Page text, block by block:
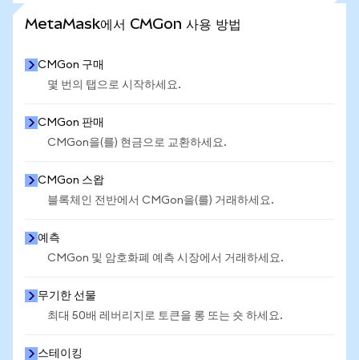
MetaMask에서 CMGon 사용 방법
CMGon 구매
몇 번의 탭으로 시작하세요.
CMGon 판매
CMGon을(를) 현금으로 교환하세요.
CMGon 스왑
블록체인 전반에서 CMGon을(를) 거래하세요.
예측
CMGon 및 암호화폐 예측 시장에서 거래하세요.
무기한 선물
최대 50배 레버리지로 토큰을 롱 또는 숏 하세요.
스테이킹